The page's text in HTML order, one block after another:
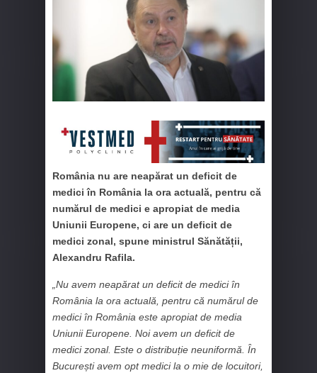
România nu are neapărat un deficit de
medici în România la ora actuală, pentru că
numărul de medici e apropiat de media
Uniunii Europene, ci are un deficit de
medici zonal, spune ministrul Sănătății,
Alexandru Rafila.
„Nu avem neapărat un deficit de medici în
România la ora actuală, pentru că numărul de
medici în România este apropiat de media
Uniunii Europene. Noi avem un deficit de
medici zonal. Este o distribuție neuniformă. În
București avem opt medici la o mie de locuitori,